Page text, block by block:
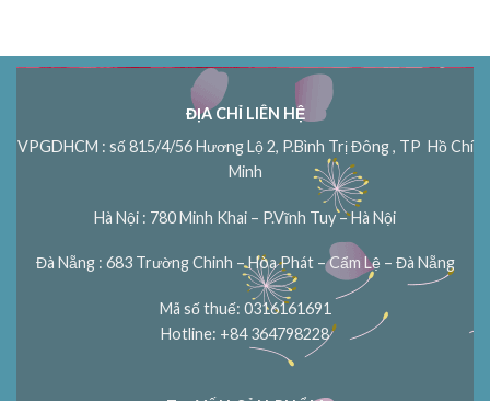
ĐỊA CHỈ LIÊN HỆ
VPGDHCM : số 815/4/56 Hương Lộ 2, P.Bình Trị Đông , TP Hồ Chí
Minh
Hà Nội : 780 Minh Khai – P.Vĩnh Tuy – Hà Nội
Đà Nẵng : 683 Trường Chinh – Hòa Phát – Cẩm Lệ – Đà Nẵng
Mã số thuế: 0316161691
Hotline: +84 364798228